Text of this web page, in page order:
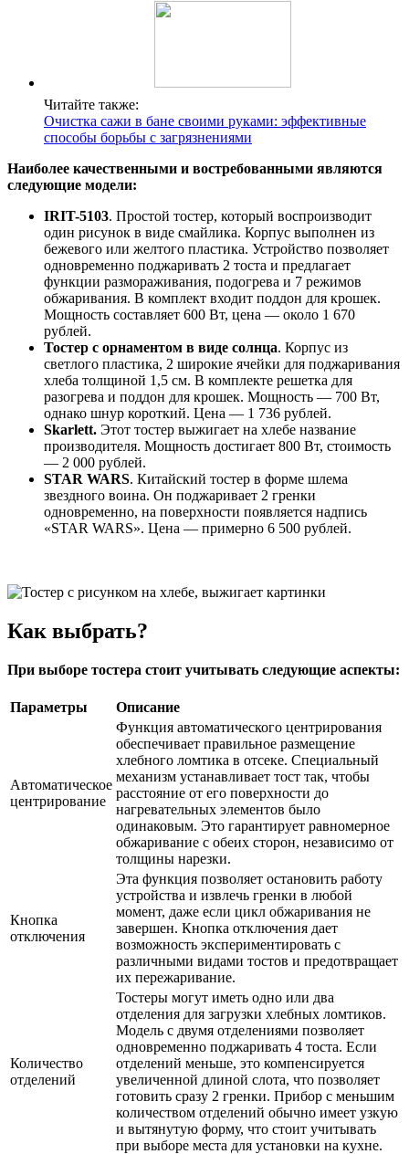
Читайте также:
Очистка сажи в бане своими руками: эффективные
способы борьбы с загрязнениями
Наиболее качественными и востребованными являются
следующие модели:
IRIT-5103. Простой тостер, который воспроизводит
один рисунок в виде смайлика. Корпус выполнен из
бежевого или желтого пластика. Устройство позволяет
одновременно поджаривать 2 тоста и предлагает
функции размораживания, подогрева и 7 режимов
обжаривания. В комплект входит поддон для крошек.
Мощность составляет 600 Вт, цена — около 1 670
рублей.
Тостер с орнаментом в виде солнца. Корпус из
светлого пластика, 2 широкие ячейки для поджаривания
хлеба толщиной 1,5 см. В комплекте решетка для
разогрева и поддон для крошек. Мощность — 700 Вт,
однако шнур короткий. Цена — 1 736 рублей.
Skarlett. Этот тостер выжигает на хлебе название
производителя. Мощность достигает 800 Вт, стоимость
— 2 000 рублей.
STAR WARS. Китайский тостер в форме шлема
звездного воина. Он поджаривает 2 гренки
одновременно, на поверхности появляется надпись
«STAR WARS». Цена — примерно 6 500 рублей.
Как выбрать?
При выборе тостера стоит учитывать следующие аспекты:
Параметры Описание
Автоматическое
центрирование
Функция автоматического центрирования
обеспечивает правильное размещение
хлебного ломтика в отсеке. Специальный
механизм устанавливает тост так, чтобы
расстояние от его поверхности до
нагревательных элементов было
одинаковым. Это гарантирует равномерное
обжаривание с обеих сторон, независимо от
толщины нарезки.
Кнопка
отключения
Эта функция позволяет остановить работу
устройства и извлечь гренки в любой
момент, даже если цикл обжаривания не
завершен. Кнопка отключения дает
возможность экспериментировать с
различными видами тостов и предотвращает
их пережаривание.
Количество
отделений
Тостеры могут иметь одно или два
отделения для загрузки хлебных ломтиков.
Модель с двумя отделениями позволяет
одновременно поджаривать 4 тоста. Если
отделений меньше, это компенсируется
увеличенной длиной слота, что позволяет
готовить сразу 2 гренки. Прибор с меньшим
количеством отделений обычно имеет узкую
и вытянутую форму, что стоит учитывать
при выборе места для установки на кухне.